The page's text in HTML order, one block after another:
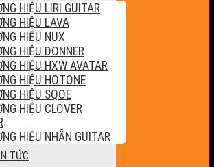
HIỆU LIRI GUITAR
HIỆU LAVA
HIỆU NUX
HIỆU DONNER
HIỆU HXW AVATAR
HIỆU HOTONE
HIỆU SQOE
HIỆU CLOVER
HIỆU NHẪN GUITAR
TỨC